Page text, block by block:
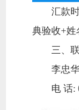
汇款
典验收+姓
三、
李忠
电 话: